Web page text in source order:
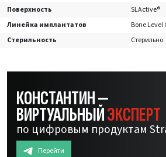
Поверхность
SLActive®
Линейка имплантатов
Bone Level
Стерильность
Стерильно
КОНСТАНТИН —
ВИРТУАЛЬНЫЙЭКСПЕРТ
по цифровым продуктам
Перейти